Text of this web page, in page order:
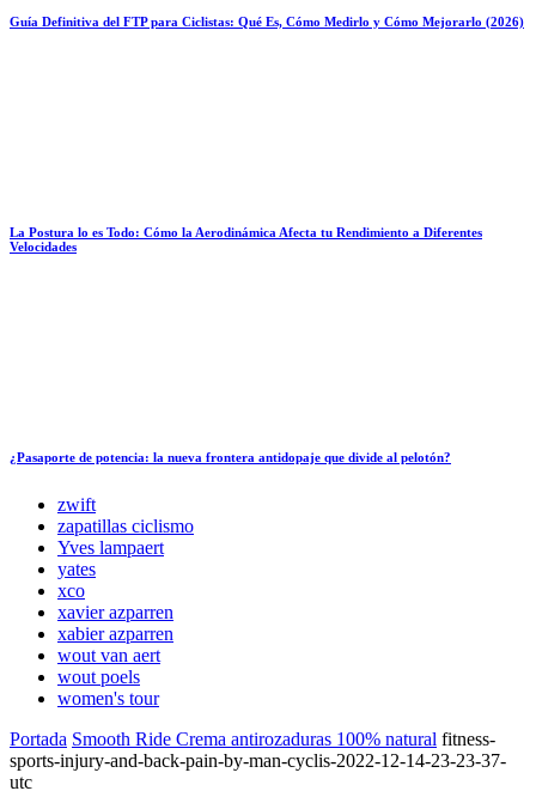
Guía Definitiva del FTP para Ciclistas: Qué Es, Cómo Medirlo y Cómo Mejorarlo (2026)
La Postura lo es Todo: Cómo la Aerodinámica Afecta tu Rendimiento a Diferentes
Velocidades
¿Pasaporte de potencia: la nueva frontera antidopaje que divide al pelotón?
zwift
zapatillas ciclismo
Yves lampaert
yates
xco
xavier azparren
xabier azparren
wout van aert
wout poels
women's tour
Portada Smooth Ride Crema antirozaduras 100% natural fitness-
sports-injury-and-back-pain-by-man-cyclis-2022-12-14-23-23-37-
utc